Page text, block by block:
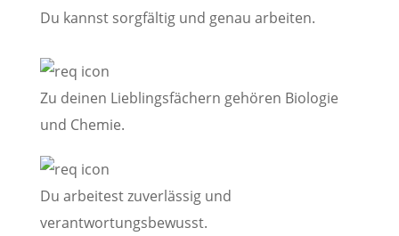
Du kannst sorgfältig und genau arbeiten.
Zu deinen Lieblingsfächern gehören Biologie
und Chemie.
Du arbeitest zuverlässig und
verantwortungsbewusst.